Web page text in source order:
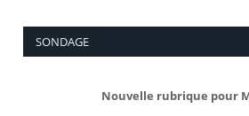
SONDAGE
Nouvelle rubrique pour